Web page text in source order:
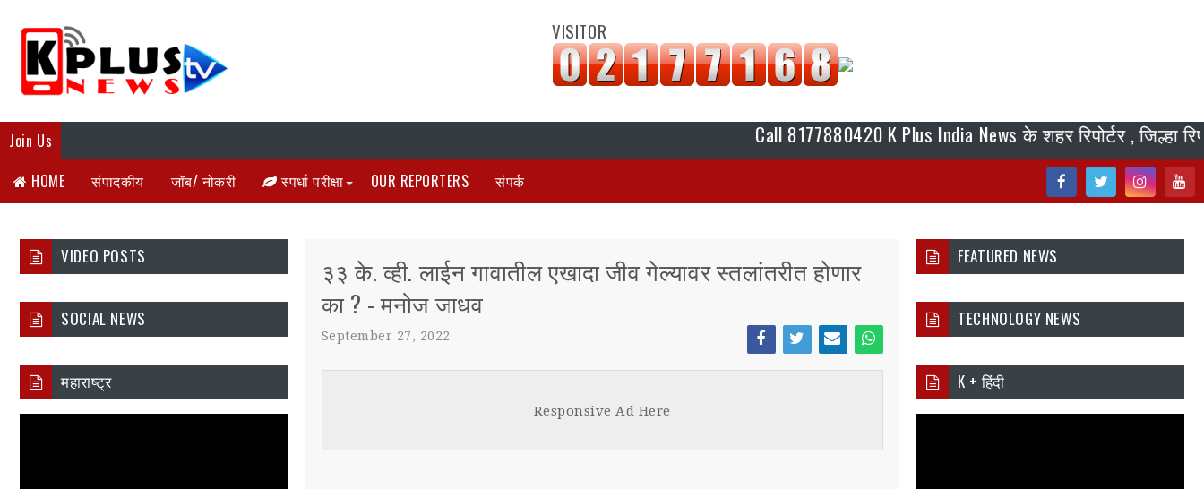
VISITOR
Join Us Call 8177880420 K Plus India News के शहर रिपोर्टर , जिल्हा
ebo
ok
tter
agr
am
tub
e
HOME संपादकीय जॉब/ नोकरी स्पर्धा परीक्षा OUR REPORTERS संपर्क
VIDEO POSTS
SOCIAL NEWS
महाराष्ट्र
३३ के. व्ही. लाईन गावातील एखादा जीव गेल्यावर स्तलांतरीत होणार
का ? - मनोज जाधव
September 27, 2022
Face
Twi
Ema
Wh
Responsive Ad Here
FEATURED NEWS
TECHNOLOGY NEWS
K + हिंदी